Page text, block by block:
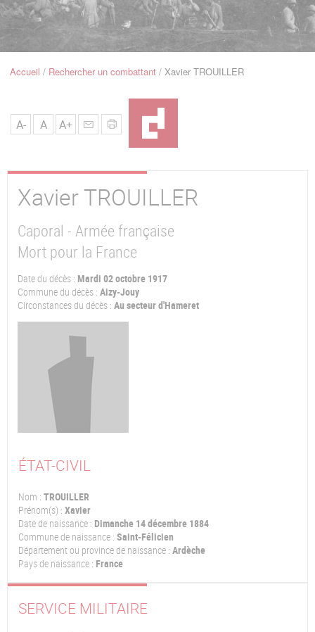
Navigation
FilAccueil Rechercher un combattant Xavier TROUILLER
A- A A+
XavierTROUILLER
Caporal - Armée française
Mort pour la France
Date du décès : Mardi 02 octobre 1917
Commune du décès : Aizy-Jouy
Circonstances du décès : Au secteur d'Hameret
ÉTAT-CIVIL
Nom : TROUILLER
Prénom(s) : Xavier
Date de naissance : Dimanche 14 décembre 1884
Commune de naissance : Saint-Félicien
Département ou province de naissance : Ardèche
Pays de naissance : France
SERVICE MILITAIRE